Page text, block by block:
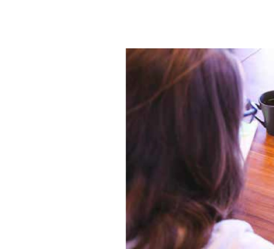
Kohtuulliset
mukautukset
työelämässä